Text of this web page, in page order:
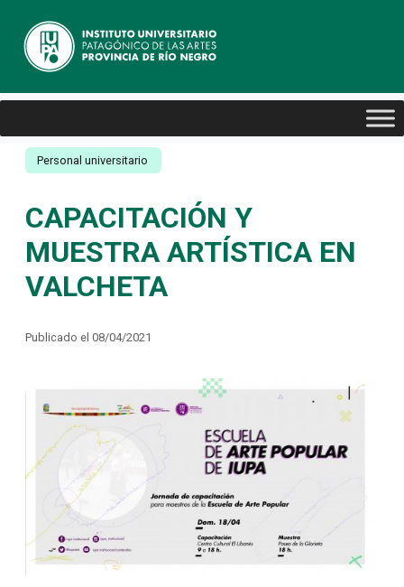
Personal universitario
CAPACITACIÓN Y
MUESTRA ARTÍSTICA EN
VALCHETA
Publicado el 08/04/2021